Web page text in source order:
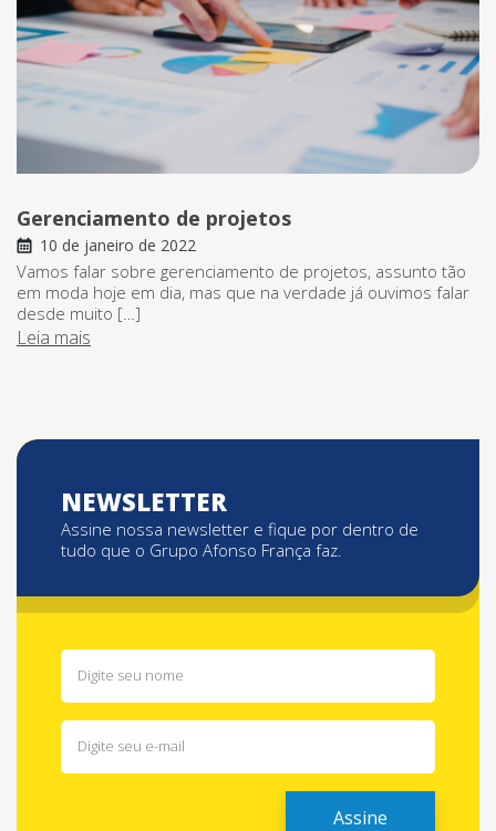
Gerenciamento de projetos
10 de janeiro de 2022
Vamos falar sobre gerenciamento de projetos, assunto tão
em moda hoje em dia, mas que na verdade já ouvimos falar
desde muito […]
Leia mais
NEWSLETTER
Assine nossa newsletter e fique por dentro de
tudo que o Grupo Afonso França faz.